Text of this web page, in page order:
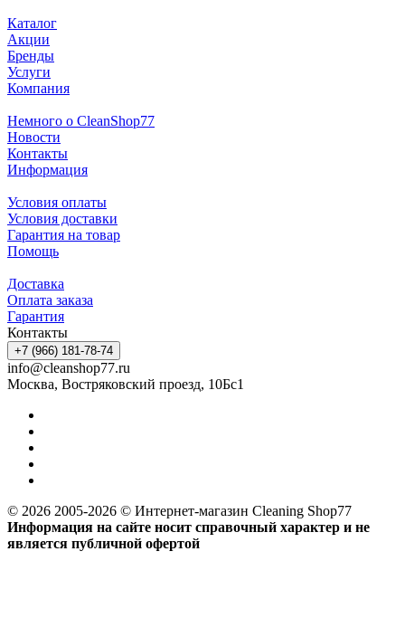
Каталог
Акции
Бренды
Услуги
Компания
Немного о CleanShop77
Новости
Контакты
Информация
Условия оплаты
Условия доставки
Гарантия на товар
Помощь
Доставка
Оплата заказа
Гарантия
Контакты
+7 (966) 181-78-74
info@cleanshop77.ru
Москва, Востряковский проезд, 10Бс1
© 2026 2005-2026 © Интернет-магазин Cleaning Shop77
Информация на сайте носит справочный характер и не
является публичной офертой